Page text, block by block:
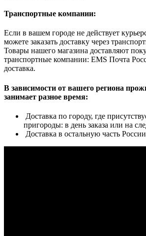
Транспортные компании:
Если в вашем городе не действует
можете заказать доставку через
Товары нашего магазина доставляют
транспортные компании: EMS Почта
доставка.
В зависимости от вашего региона
занимает разное время:
Доставка по городу, где
пригороды: в день заказа или на
Доставка в остальную часть